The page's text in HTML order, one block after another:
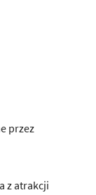
przez
z atrakcji